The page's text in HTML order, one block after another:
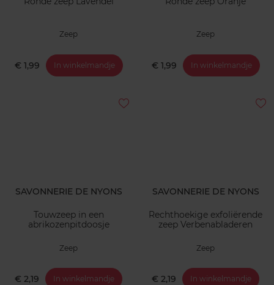
Zeep
€ 1,99 In winkelmandje
Zeep
€ 1,99 In winkelmandje
SAVONNERIE DE NYONS
Touwzeep in een
abrikozenpitdoosje
Zeep
€ 2,19 In winkelmandje
SAVONNERIE DE NYONS
Rechthoekige exfoliërende
zeep Verbenabladeren
Zeep
€ 2,19 In winkelmandje